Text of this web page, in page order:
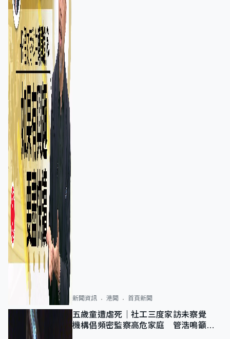
新聞資訊 港聞 首頁新聞
五歲童遭虐死｜社工三度家訪未察覺
機構倡頻密監察高危家庭 管浩鳴籲加